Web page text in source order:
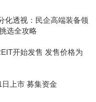
化透视：民企高端装备领
选全攻略
开始发售 发售价格为
上市 募集资金